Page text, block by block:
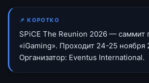
📌 КОРОТКО
SPiCE The Reunion 2026 — саммит
«iGaming». Проходит 24-25 ноября
Организатор: Eventus International.